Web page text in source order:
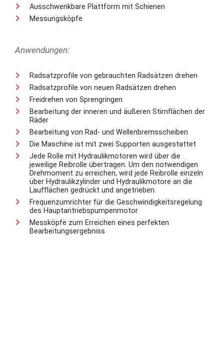
Ausschwenkbare Plattform mit Schienen
Messungsköpfe
Anwendungen:
Radsatzprofile von gebrauchten Radsätzen drehen
Radsatzprofile von neuen Radsätzen drehen
Freidrehen von Sprengringen
Bearbeitung der inneren und äußeren Stirnflächen der
Räder
Bearbeitung von Rad- und Wellenbremsscheiben
Die Maschine ist mit zwei Supporten ausgestattet
Jede Rolle mit Hydraulikmotoren wird über die
jeweilige Reibrolle übertragen. Um den notwendigen
Drehmoment zu erreichen, wird jede Reibrolle einzeln
über Hydraulikzylinder und Hydraulikmotore an die
Laufflächen gedrückt und angetrieben.
Frequenzumrichter für die Geschwindigkeitsregelung
des Hauptantriebspumpenmotor
Messköpfe zum Erreichen eines perfekten
Bearbeitungsergebniss